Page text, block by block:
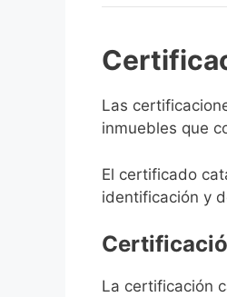
Las
inmuebles que
El certificado
identificación y
La certificación